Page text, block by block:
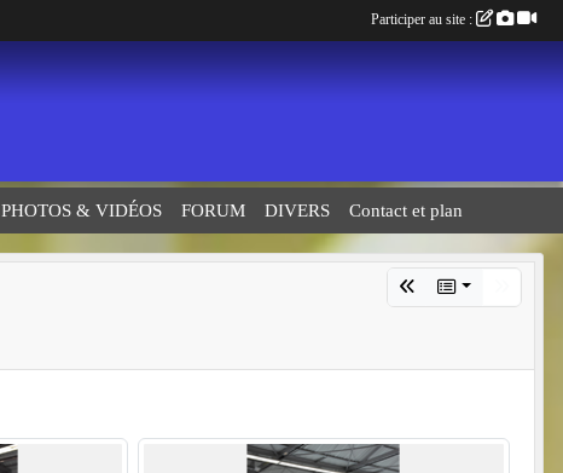
PHOTOS & VIDÉOS FORUM DIVERS Contact et plan
Participer au site :